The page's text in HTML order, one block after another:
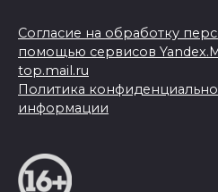
Согласие на обработку
помощью сервисов
top.mail.ru
Политика
информации